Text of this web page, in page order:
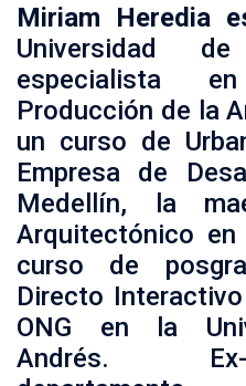
Miriam Heredia
Universidad
especialista
Producción de la
un curso de
Empresa de
Medellín, la
Arquitectónico en
curso de
Directo
ONG en la
Andrés. Ex-